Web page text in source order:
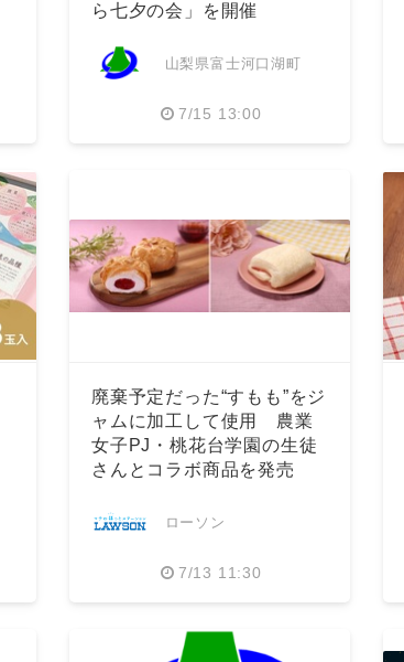
ら七夕の会」を開催
山梨県富士河口湖町
7/15 13:00
廃棄予定だった“すもも”をジ
ャムに加工して使用 農業
女子PJ・桃花台学園の生徒
さんとコラボ商品を発売
ローソン
7/13 11:30